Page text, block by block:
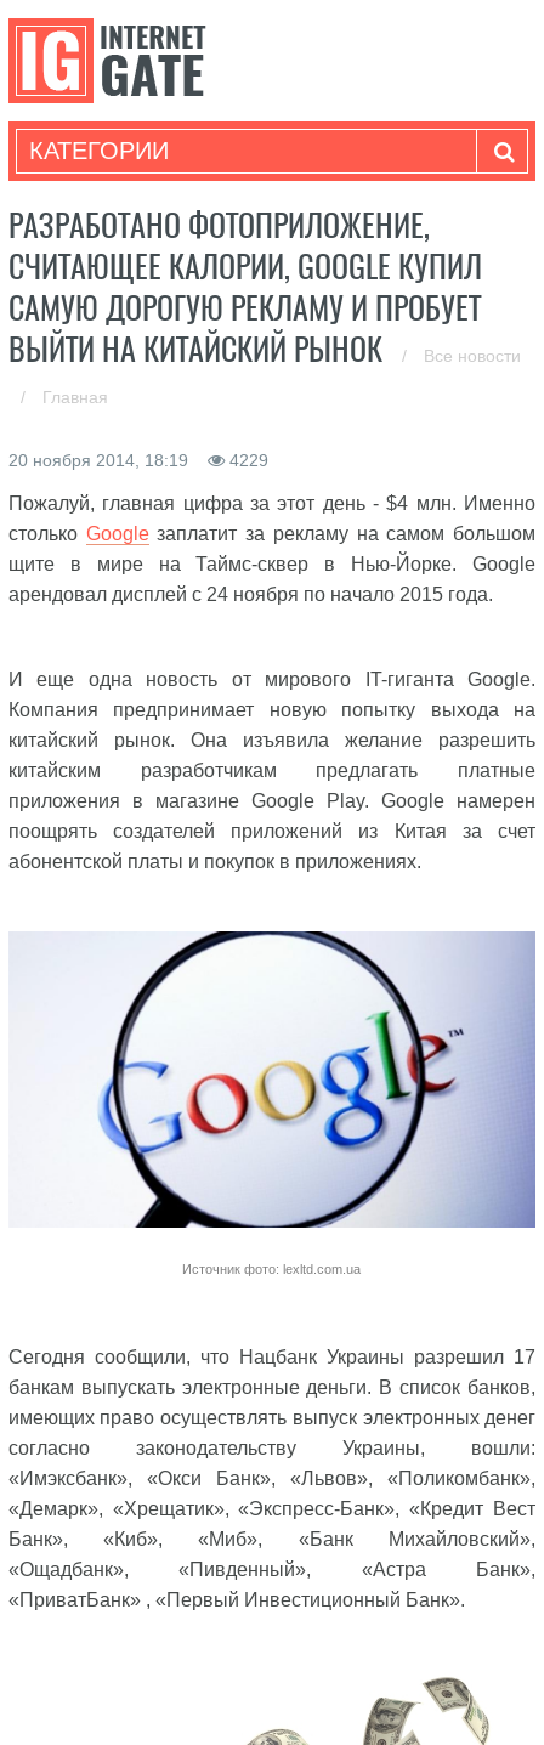
КАТЕГОРИИ
РАЗРАБОТАНО ФОТОПРИЛОЖЕНИЕ,
СЧИТАЮЩЕЕ КАЛОРИИ, GOOGLE КУПИЛ
САМУЮ ДОРОГУЮ РЕКЛАМУ И ПРОБУЕТ
ВЫЙТИ НА КИТАЙСКИЙ РЫНОК
/ Все новости
/ Главная
20 ноября 2014, 18:19 4229
Пожалуй, главная цифра за этот день - $4 млн. Именно
столько Googleзаплатит за рекламу на самом большом
щите в мире на Таймс-сквер в Нью-Йорке. Google
арендовал дисплей с 24 ноября по начало 2015 года.
И еще одна новость от мирового IT-гиганта Google.
Компания предпринимает новую попытку выхода на
китайский рынок. Она изъявила желание разрешить
китайским разработчикам предлагать платные
приложения в магазине Google Play. Google намерен
поощрять создателей приложений из Китая за счет
абонентской платы и покупок в приложениях.
Источник фото: lexltd.com.ua
Сегодня сообщили, что Нацбанк Украины разрешил 17
банкам выпускать электронные деньги. В список банков,
имеющих право осуществлять выпуск электронных денег
согласно законодательству Украины, вошли:
«Имэксбанк», «Окси Банк», «Львов», «Поликомбанк»,
«Демарк», «Хрещатик», «Экспресс-Банк», «Кредит Вест
Банк», «Киб», «Миб», «Банк Михайловский»,
«Ощадбанк», «Пивденный», «Астра Банк»,
«ПриватБанк» , «Первый Инвестиционный Банк».